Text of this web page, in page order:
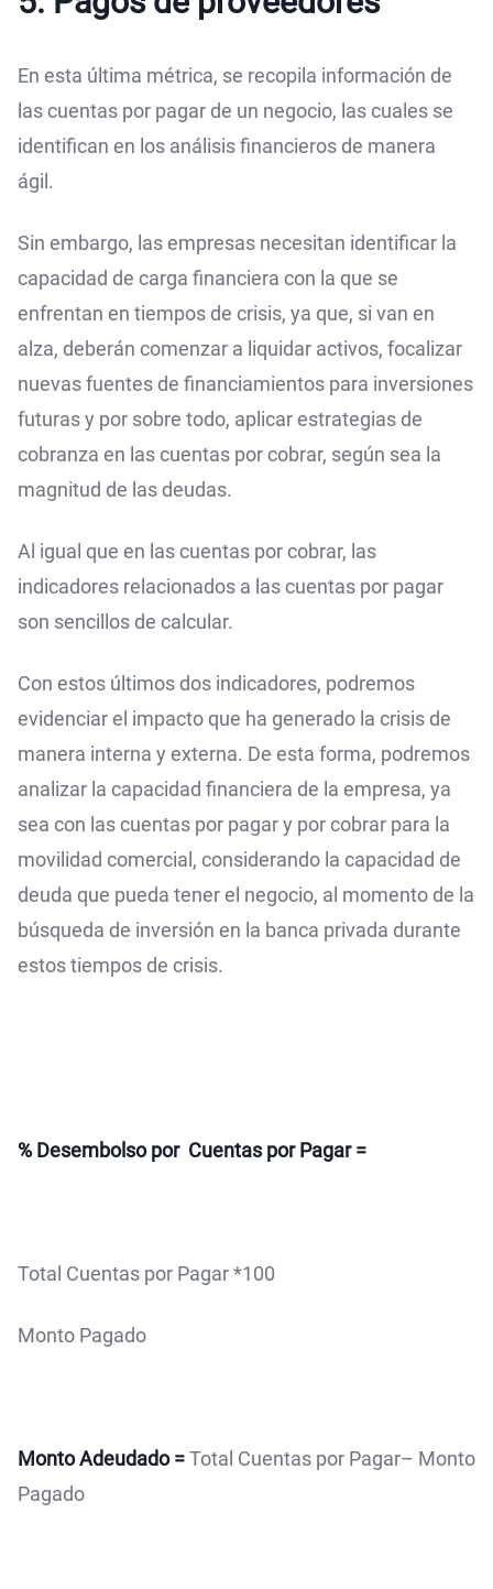
En esta última métrica, se recopila información de
las cuentas por pagar de un negocio, las cuales se
identifican en los análisis financieros de manera
ágil.
Sin embargo, las empresas necesitan identificar la
capacidad de carga financiera con la que se
enfrentan en tiempos de crisis, ya que, si van en
alza, deberán comenzar a liquidar activos, focalizar
nuevas fuentes de financiamientos para inversiones
futuras y por sobre todo, aplicar estrategias de
cobranza en las cuentas por cobrar, según sea la
magnitud de las deudas.
Al igual que en las cuentas por cobrar, las
indicadores relacionados a las cuentas por pagar
son sencillos de calcular.
Con estos últimos dos indicadores, podremos
evidenciar el impacto que ha generado la crisis de
manera interna y externa. De esta forma, podremos
analizar la capacidad financiera de la empresa, ya
sea con las cuentas por pagar y por cobrar para la
movilidad comercial, considerando la capacidad de
deuda que pueda tener el negocio, al momento de la
búsqueda de inversión en la banca privada durante
estos tiempos de crisis.
% Desembolso por Cuentas por Pagar =
Total Cuentas por Pagar *100
Monto Pagado
Monto Adeudado =Total Cuentas por Pagar– Monto
Pagado